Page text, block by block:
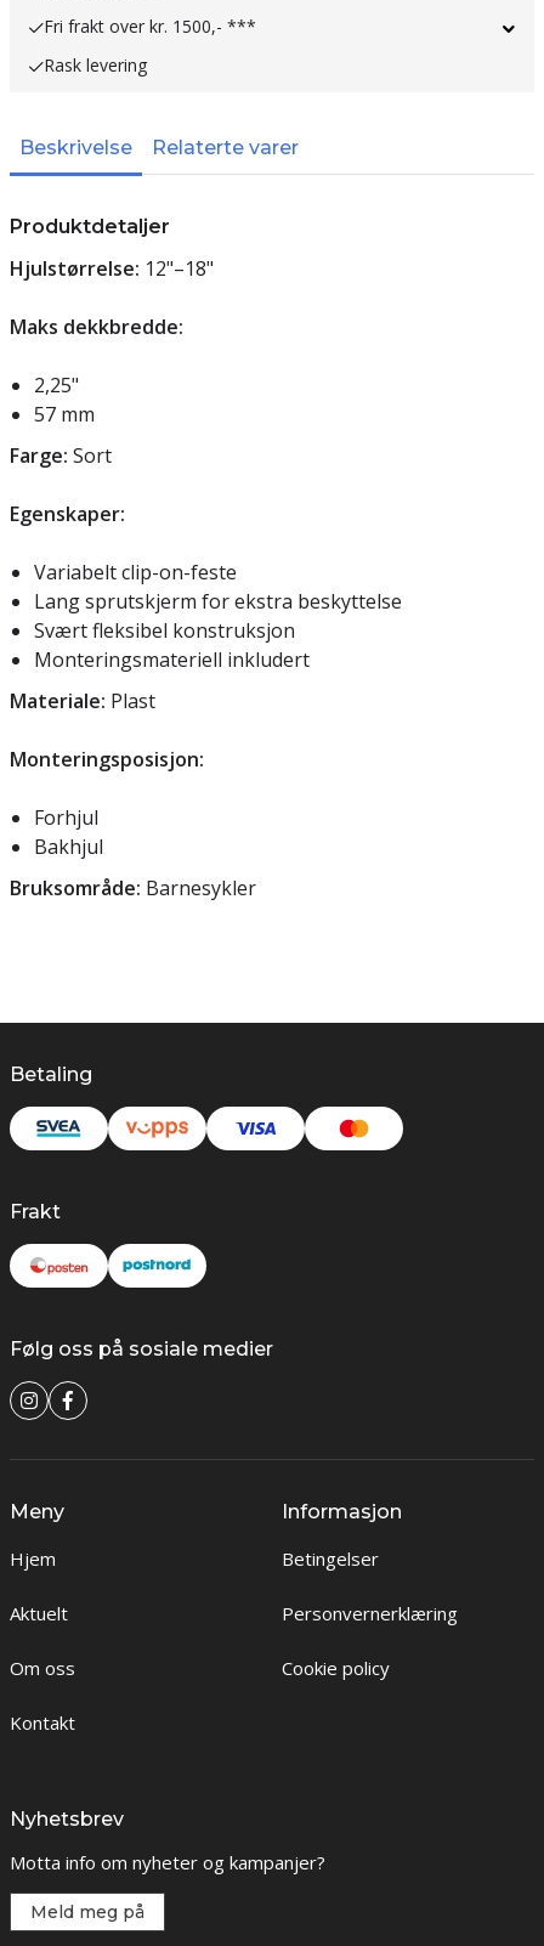
Fri frakt over kr. 1500,- ***
Rask levering
Beskrivelse Relaterte varer
Produktdetaljer
Hjulstørrelse: 12"–18"
Maks dekkbredde:
2,25"
57 mm
Farge: Sort
Egenskaper:
Variabelt clip-on-feste
Lang sprutskjerm for ekstra beskyttelse
Svært fleksibel konstruksjon
Monteringsmateriell inkludert
Materiale: Plast
Monteringsposisjon:
Forhjul
Bakhjul
Bruksområde: Barnesykler
Betaling
Frakt
Følg oss på sosiale medier
Meny
Hjem
Aktuelt
Om oss
Kontakt
Informasjon
Betingelser
Personvernerklæring
Cookie policy
Nyhetsbrev
Motta info om nyheter og kampanjer?
Meld meg på